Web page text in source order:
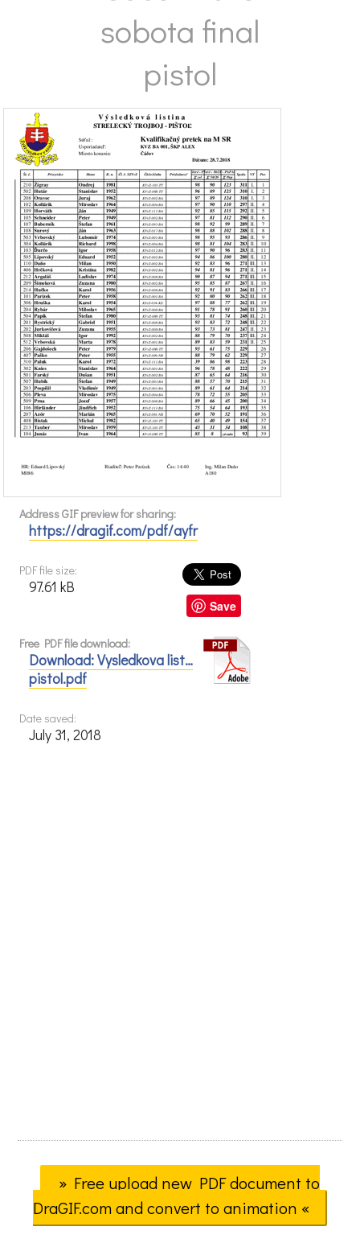
sobota final
pistol
Address GIF preview for sharing:
https://dragif.com/pdf/ayfr
Save
PDF file size:
97.61 kB
Free PDF file download:
Download: Vysledkova list…
pistol.pdf
Date saved:
July 31, 2018
» Free upload new PDF document to
DraGIF.com and convert to animation «